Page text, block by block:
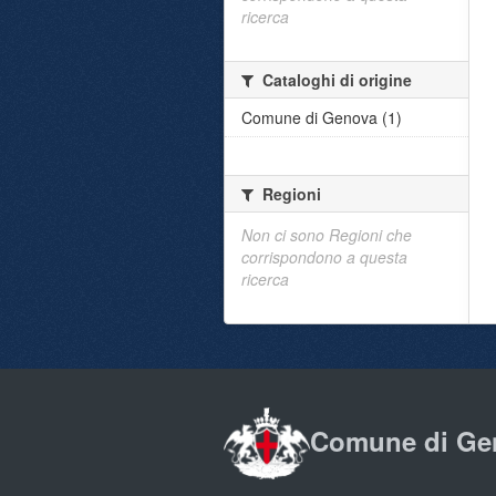
ricerca
Cataloghi di origine
Comune di Genova (1)
Regioni
Non ci sono Regioni che
corrispondono a questa
ricerca
Comune di